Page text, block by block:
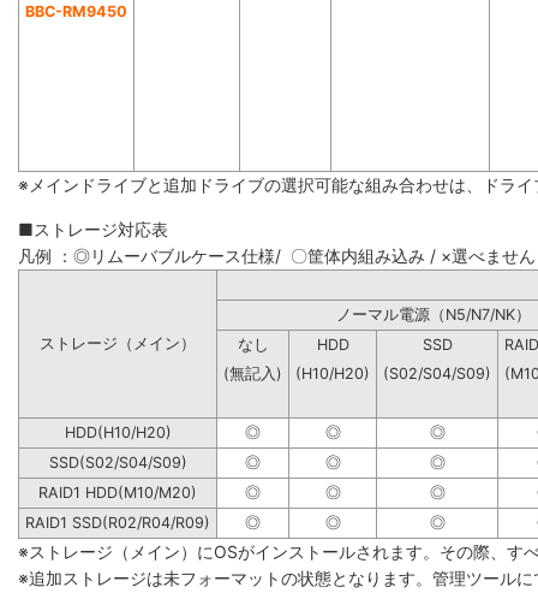
BBC-RM9450
※メインドライブと追加ドライブの選択可能な組み合わせは、ドラ
■ストレージ対応表
凡例 ：◎リムーバブルケース仕様/ 〇筐体内組み込み / ×選べません
ノーマル電源（N5/
ストレージ（メイン）
なし HDD SSD
(無記入)
(H10/H20) (S02/S04/S09)
HDD(H10/H20) ◎ ◎ ◎
SSD(S02/S04/S09)
◎ ◎ ◎
RAID1 HDD(M10/M20)
◎ ◎ ◎
RAID1 SSD(R02/R04/R09)
◎ ◎ ◎
※ストレージ（メイン）にOSがインストールされます。その際、す
※追加ストレージは未フォーマットの状態となります。管理ツール